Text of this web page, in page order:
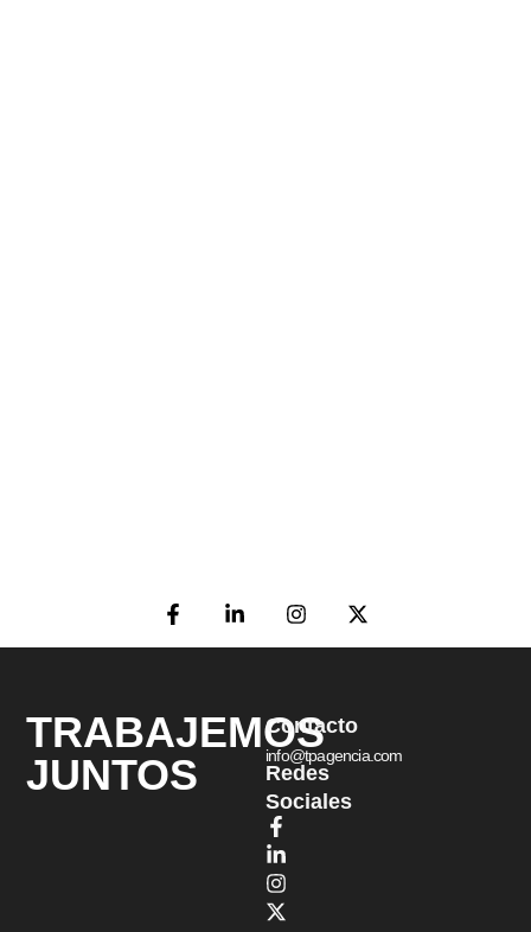
TRABAJEMOS
JUNTOS
Redes
Sociales
Contacto
info@tpagencia.com